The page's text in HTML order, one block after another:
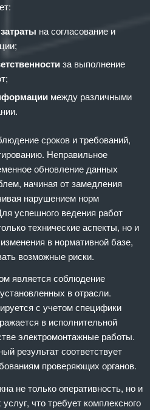
на согласование и
за выполнение
между различными
сроков и требований,
Неправильное
обновление данных
начиная от замедления
нарушением норм
успешного ведения работ
технические аспекты, но и
в нормативной базе,
возможные риски.
является соблюдение
в отрасли.
с учетом специфики
в исполнительной
электромонтажные работы.
результат соответствует
проверяющих органов.
не только оперативность, но и
что требует комплексного